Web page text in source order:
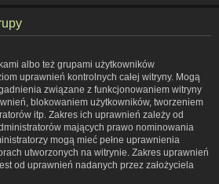
albo też grupami użytkowników
uprawnień kontrolnych całej witryny. Mogą
związane z funkcjonowaniem witryny
blokowaniem użytkowników, tworzeniem
itp. Zakres ich uprawnień zależy od
mających prawo nominowania
mogą mieć pełne uprawnienia
utworzonych na witrynie. Zakres uprawnień
od uprawnień nadanych przez założyciela